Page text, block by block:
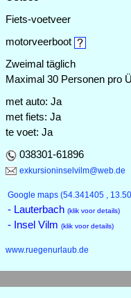
Fiets-voetveer
motorveerboot
Zweimal täglich
Maximal 30 Personen pro
met auto: Ja
met fiets: Ja
te voet: Ja
038301-61896
exkursioninselvilm@web.de
Google maps (54.341405 ,
- Lauterbach (klik voor details)
- Insel Vilm (klik voor details)
www.ruegenurlaub.de